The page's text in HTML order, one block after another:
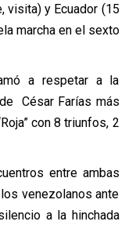
visita) y Ecuador (15
marcha en el sexto
a respetar a la
César Farías más
con 8 triunfos, 2
entre ambas
venezolanos ante
a la hinchada